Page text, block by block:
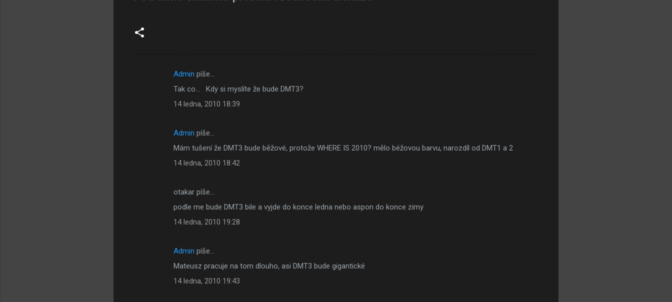
Admin píše…
Tak co... Kdy si myslíte že bude DMT3?
14 ledna, 2010 18:39
Admin píše…
Mám tušení že DMT3 bude běžové, protože WHERE IS 2010? mělo béžovou barvu, narozdíl od DMT1 a 2
14 ledna, 2010 18:42
otakar píše…
podle me bude DMT3 bile a vyjde do konce ledna nebo aspon do konce zimy
14 ledna, 2010 19:28
Admin píše…
Mateusz pracuje na tom dlouho, asi DMT3 bude gigantické
14 ledna, 2010 19:43